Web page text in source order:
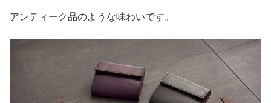
アンティーク品のような味わいです。